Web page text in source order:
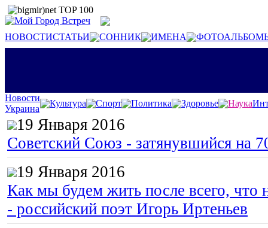
НОВОСТИСТАТЬИ СОННИК ИМЕНА
Новости
Украина
Культура Спорт Политика Здоровье Наука
19 Января 2016
Советский Союз - затянувшийся на
19 Января 2016
Как мы будем жить после всего, что
- российский поэт Игорь Иртеньев